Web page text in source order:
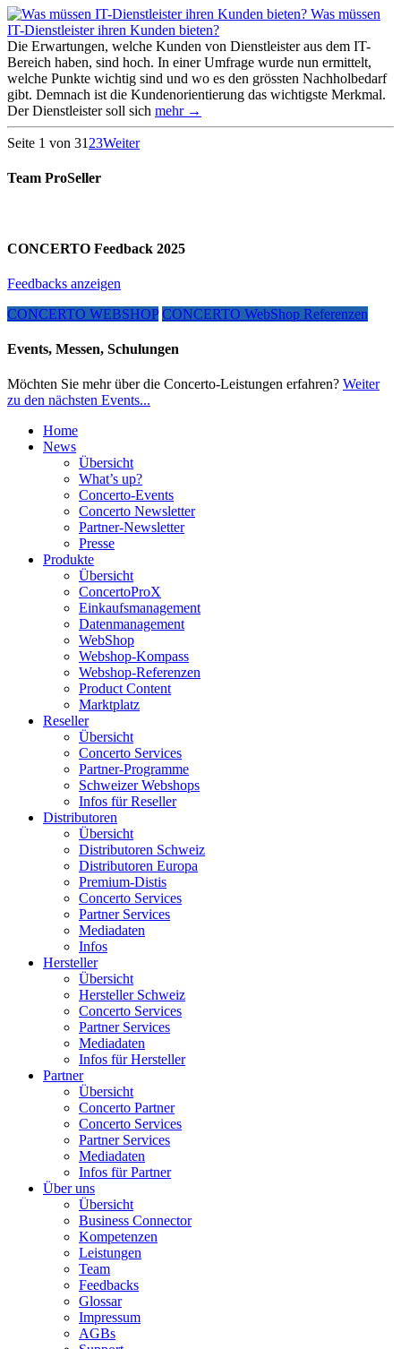
Was müssen
IT-Dienstleister ihren Kunden bieten?
Die Erwartungen, welche Kunden von Dienstleister aus dem IT-
Bereich haben, sind hoch. In einer Umfrage wurde nun ermittelt,
welche Punkte wichtig sind und wo es den grössten Nachholbedarf
gibt. Demnach ist die Kundenorientierung das wichtigste Merkmal.
Der Dienstleister soll sich mehr →
Seite 1 von 31 23Weiter
Team ProSeller
CONCERTO Feedback 2025
Feedbacks anzeigen
CONCERTO WEBSHOP CONCERTO WebShop Referenzen
Events, Messen, Schulungen
Möchten Sie mehr über die Concerto-Leistungen erfahren? Weiter
zu den nächsten Events...
Home
News
Übersicht
What’s up?
Concerto-Events
Concerto Newsletter
Partner-Newsletter
Presse
Produkte
Übersicht
ConcertoProX
Einkaufsmanagement
Datenmanagement
WebShop
Webshop-Kompass
Webshop-Referenzen
Product Content
Marktplatz
Reseller
Übersicht
Concerto Services
Partner-Programme
Schweizer Webshops
Infos für Reseller
Distributoren
Übersicht
Distributoren Schweiz
Distributoren Europa
Premium-Distis
Concerto Services
Partner Services
Mediadaten
Infos
Hersteller
Übersicht
Hersteller Schweiz
Concerto Services
Partner Services
Mediadaten
Infos für Hersteller
Partner
Übersicht
Concerto Partner
Concerto Services
Partner Services
Mediadaten
Infos für Partner
Über uns
Übersicht
Business Connector
Kompetenzen
Leistungen
Team
Feedbacks
Glossar
Impressum
AGBs